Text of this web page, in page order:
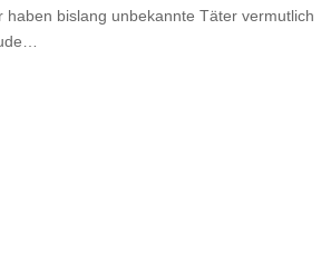
haben bislang unbekannte Täter vermutlich
…